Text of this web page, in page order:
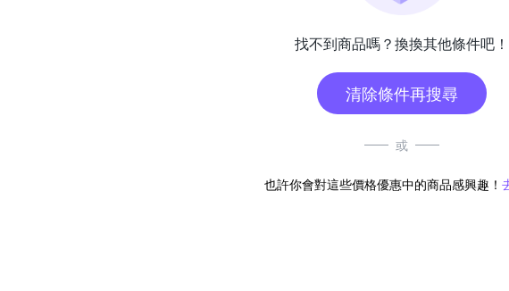
找不到商品嗎？換換其他條件吧！
清除條件再搜尋
或
也許你會對這些價格優惠中的商品感興趣！